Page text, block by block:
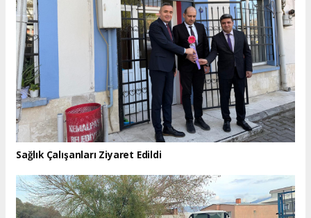
Sağlık Çalışanları Ziyaret Edildi